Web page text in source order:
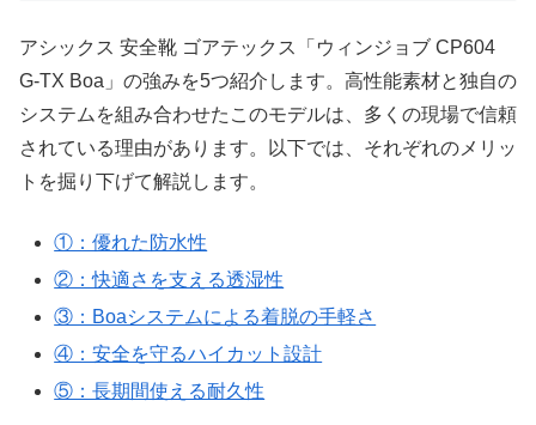
アシックス 安全靴 ゴアテックス「ウィンジョブ CP604
G-TX Boa」の強みを5つ紹介します。高性能素材と独自の
システムを組み合わせたこのモデルは、多くの現場で信頼
されている理由があります。以下では、それぞれのメリッ
トを掘り下げて解説します。
①：優れた防水性
②：快適さを支える透湿性
③：Boaシステムによる着脱の手軽さ
④：安全を守るハイカット設計
⑤：長期間使える耐久性